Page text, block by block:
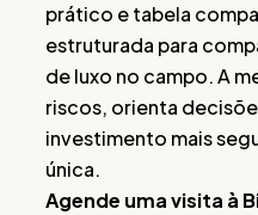
prático e tabela
estruturada para
de luxo no campo. A
riscos, orienta
investimento mais
única.
Agende uma visita à